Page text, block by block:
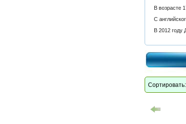
В возрасте
С
В 2012 году
Сортировать: